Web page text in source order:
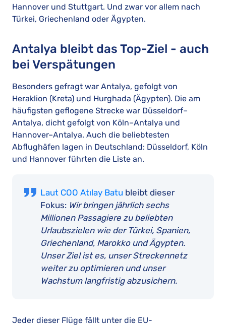
Hannover und Stuttgart. Und zwar vor allem nach
Türkei, Griechenland oder Ägypten.
Antalya bleibt das Top-Ziel - auch
bei Verspätungen
Besonders gefragt war Antalya, gefolgt von
Heraklion (Kreta) und Hurghada (Ägypten). Die am
häufigsten geflogene Strecke war Düsseldorf–
Antalya, dicht gefolgt von Köln–Antalya und
Hannover–Antalya. Auch die beliebtesten
Abflughäfen lagen in Deutschland: Düsseldorf, Köln
und Hannover führten die Liste an.
Laut COO Atılay Batu bleibt dieser
Fokus: Wir bringen jährlich sechs
Millionen Passagiere zu beliebten
Urlaubszielen wie der Türkei, Spanien,
Griechenland, Marokko und Ägypten.
Unser Ziel ist es, unser Streckennetz
weiter zu optimieren und unser
Wachstum langfristig abzusichern.
Jeder dieser Flüge fällt unter die EU-